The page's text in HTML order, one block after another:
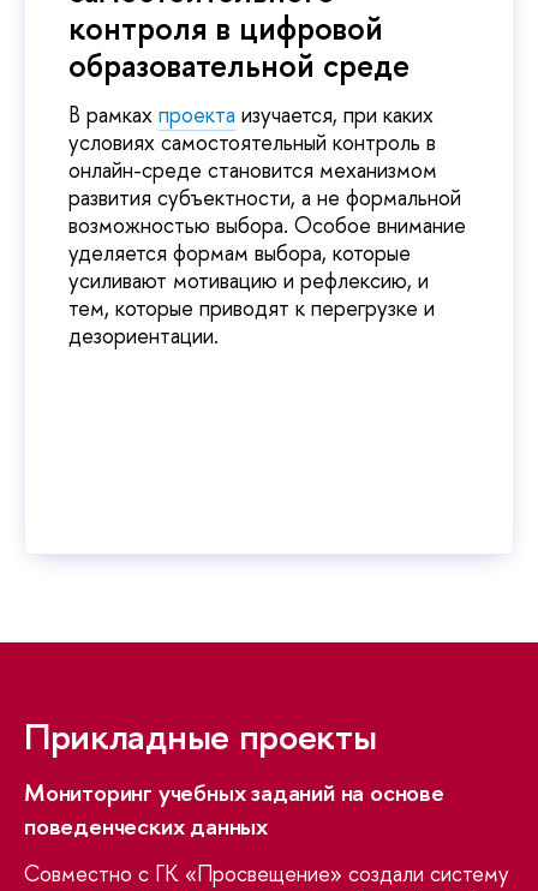
контроля в цифровой
образовательной среде
В рамках проекта изучается, при каких
условиях самостоятельный контроль в
онлайн-среде становится механизмом
развития субъектности, а не формальной
возможностью выбора. Особое внимание
уделяется формам выбора, которые
усиливают мотивацию и рефлексию, и
тем, которые приводят к перегрузке и
дезориентации.
Прикладные проекты
Мониторинг учебных заданий на основе
поведенческих данных
Совместно с ГК «Просвещение» создали систему